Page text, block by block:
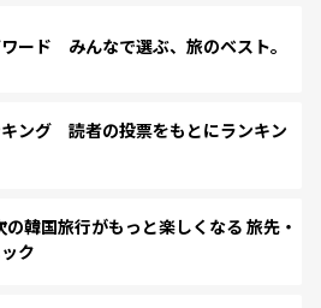
ード みんなで選ぶ、旅のベスト。
ング 読者の投票をもとにランキン
韓国旅行がもっと楽しくなる 旅先・
ク